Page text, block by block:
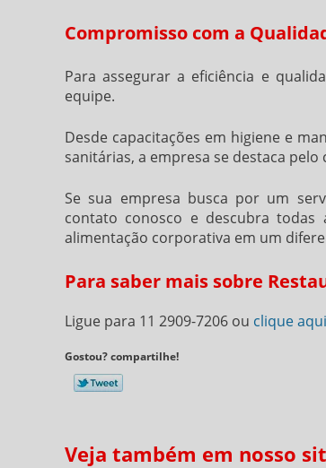
Compromisso com a
Para assegurar a eficiência e
equipe.
Desde capacitações em higiene e
sanitárias, a empresa se destaca
Se sua empresa busca por um
contato conosco e descubra
alimentação corporativa em um
Para saber mais sobre
Ligue para 11 2909-7206 ou clique aqui
Gostou? compartilhe!
Veja também em nosso